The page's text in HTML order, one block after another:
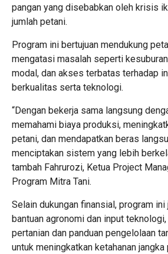
pangan yang disebabkan oleh krisis
jumlah petani.
Program ini bertujuan mendukung
mengatasi masalah seperti
modal, dan akses terbatas terhadap
berkualitas serta teknologi.
“Dengan bekerja sama langsung
memahami biaya produksi,
petani, dan mendapatkan beras
menciptakan sistem yang lebih
tambah Fahrurozi, Ketua Project
Program Mitra Tani.
Selain dukungan finansial, program
bantuan agronomi dan input
pertanian dan panduan pengelolaan
untuk meningkatkan ketahanan